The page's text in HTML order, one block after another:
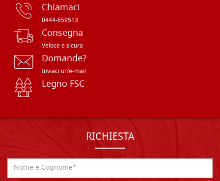
Chiamaci
0444-659513
Consegna
Veloce e sicura
Domande?
Inviaci un'e-mail
Legno FSC
RICHIESTA